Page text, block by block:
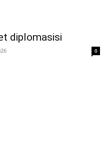
diplomasisi
0